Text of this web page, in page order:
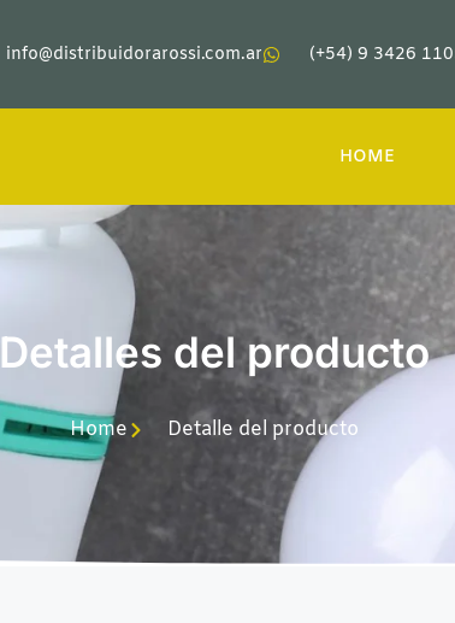
info@distribuidorarossi.com.ar (+54) 9 3426
HOME
Detalles del producto
Home Detalle del producto